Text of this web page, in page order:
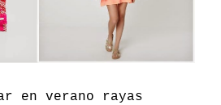
en verano rayas